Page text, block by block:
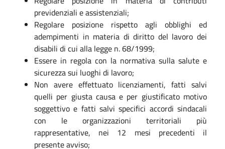
previdenziali e assistenziali;
Regolare posizione rispetto agli obblighi ed
adempimenti in materia di diritto del lavoro dei
disabili di cui alla legge n. 68/1999;
Essere in regola con la normativa sulla salute e
sicurezza sui luoghi di lavoro;
Non avere effettuato licenziamenti, fatti salvi
quelli per giusta causa e per giustificato motivo
soggettivo e fatti salvi specifici accordi sindacali
con le organizzazioni territoriali più
rappresentative, nei 12 mesi precedenti il
presente avviso;